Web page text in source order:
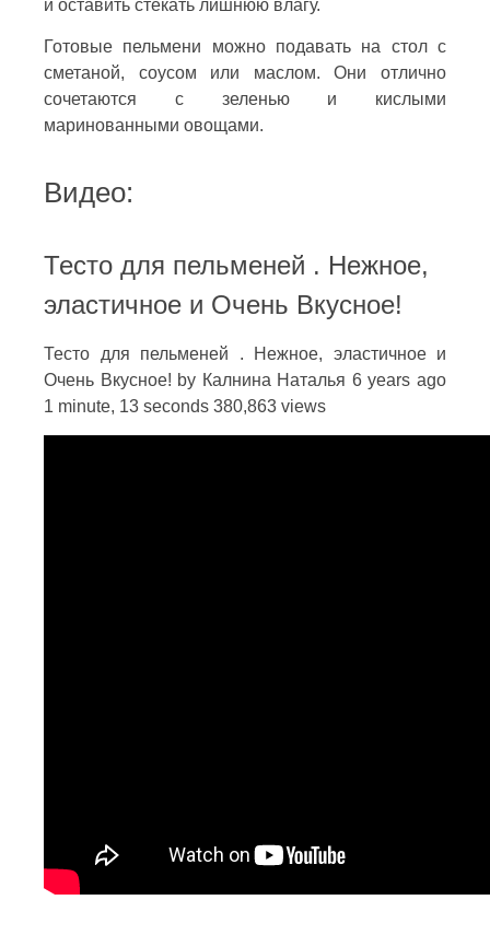
и оставить стекать лишнюю влагу.
Готовые пельмени можно подавать на стол с
сметаной, соусом или маслом. Они отлично
сочетаются с зеленью и кислыми
маринованными овощами.
Видео:
Тесто для пельменей . Нежное,
эластичное и Очень Вкусное!
Тесто для пельменей . Нежное, эластичное и
Очень Вкусное! by Калнина Наталья 6 years ago
1 minute, 13 seconds 380,863 views